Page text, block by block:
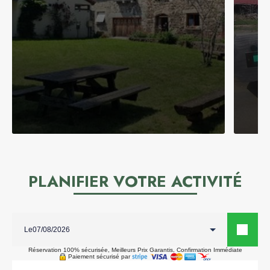
PLANIFIER VOTRE ACTIVITÉ
Le
Réservation 100% sécurisée, Meilleurs Prix Garantis, Confirmation Immédiate
Paiement sécurisé par